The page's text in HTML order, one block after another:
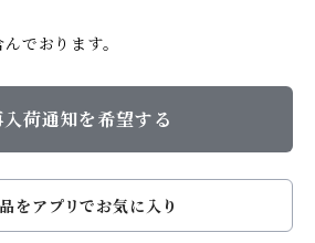
でおります。
入荷通知を希望する
をアプリでお気に入り